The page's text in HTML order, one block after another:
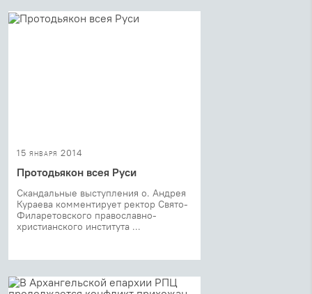
15 января 2014
Протодьякон всея Руси
Скандальные выступления о. Андрея
Кураева комментирует ректор Свято-
Филаретовского православно-
христианского института ...